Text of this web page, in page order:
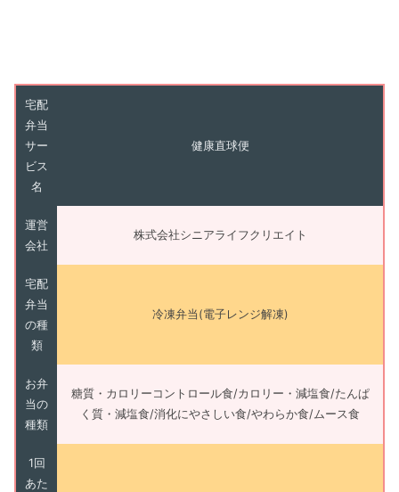
宅配
弁当
サー
ビス
名
健康直球便
運営
会社
株式会社シニアライフクリエイト
宅配
弁当
の種
類
冷凍弁当(電子レンジ解凍)
お弁
当の
種類
糖質・カロリーコントロール食/カロリー・減塩食/たんぱ
く質・減塩食/消化にやさしい食/やわらか食/ムース食
1回
あた